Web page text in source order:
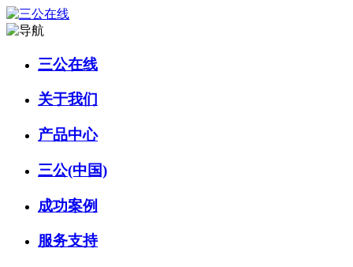
三公在线
关于我们
产品中心
三公(中国)
成功案例
服务支持